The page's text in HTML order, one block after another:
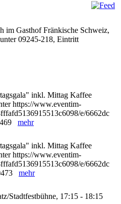
im Gasthof Fränkische Schweiz,
09245-218, Eintritt
inkl. Mittag Kaffee
https://www.eventim-
e/6662dc
mehr
inkl. Mittag Kaffee
https://www.eventim-
e/6662dc
mehr
Stadtfestbühne, 17:15 - 18:15